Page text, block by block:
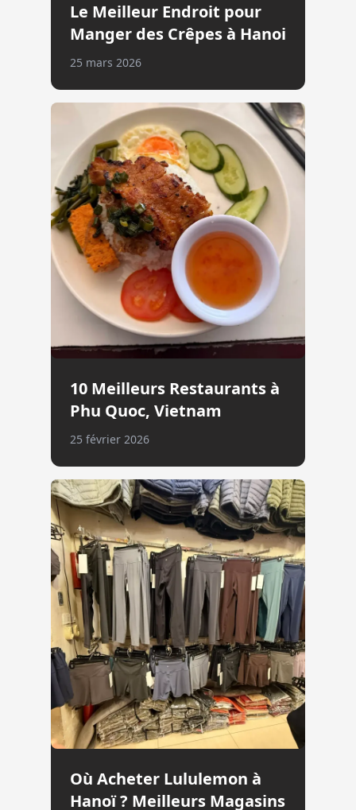
Le Meilleur Endroit pour
Manger des Crêpes à Hanoi
25 mars 2026
10 Meilleurs Restaurants à
Phu Quoc, Vietnam
25 février 2026
Où Acheter Lululemon à
Hanoï ? Meilleurs Magasins